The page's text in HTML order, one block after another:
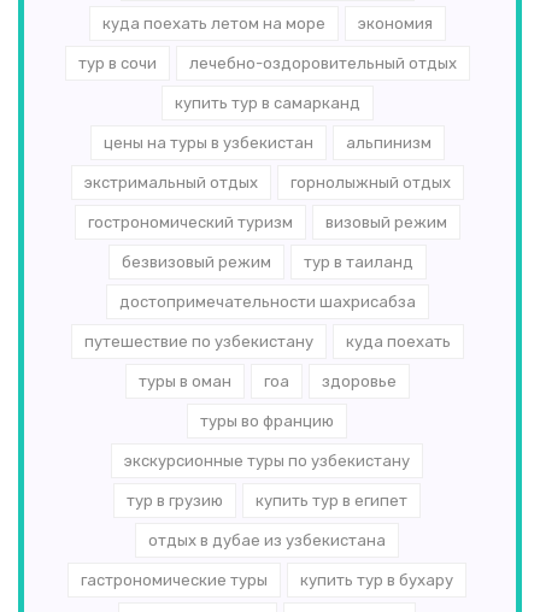
куда поехать летом на море экономия
тур в сочи лечебно-оздоровительный отдых
купить тур в самарканд
цены на туры в узбекистан альпинизм
экстримальный отдых горнолыжный отдых
гострономический туризм визовый режим
безвизовый режим тур в таиланд
достопримечательности шахрисабза
путешествие по узбекистану куда поехать
туры в оман гоа здоровье
туры во францию
экскурсионные туры по узбекистану
тур в грузию купить тур в египет
отдых в дубае из узбекистана
гастрономические туры купить тур в бухару